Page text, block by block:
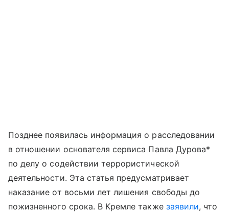
Позднее появилась информация о расследовании
в отношении основателя сервиса Павла Дурова*
по делу о содействии террористической
деятельности. Эта статья предусматривает
наказание от восьми лет лишения свободы до
пожизненного срока. В Кремле также заявили, что